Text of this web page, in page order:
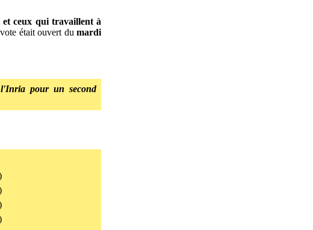
et ceux qui travaillent à
était ouvert du mardi
pour un second